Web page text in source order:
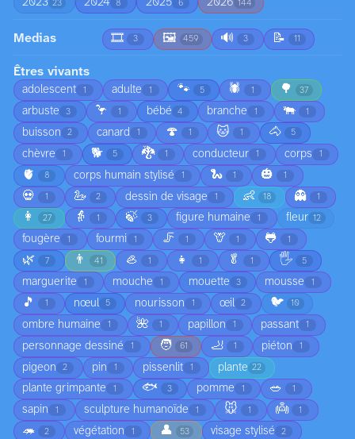
2023 23 2024 8 2025 6 2026 144
Medias 🎞️ 3 🖼️ 459 🔊 3 📝 11
Êtres vivants
adolescent 1 adulte 1 🐾 5 🕷️ 1 🌳 37
arbuste 3 🦩 1 bébé 4 branche 1 🐃 1
buisson 2 canard 1 🍄 1 🐱 1 🐴 5
chèvre 1 🐕 5 🐉 1 conducteur 1 corps 1
🫀 8 corps humain stylisé 1 🐍 1 🎃 1
💀 1 🦢 2 dessin de visage 1 👶 18 👻 1
👩 27 👵 1 🍃 3 figure humaine 1 fleur 12
fougère 1 fourmi 1 🦵 1 🦒 1 🐸 1
🌿 7 👨 41 🦪 1 👧 1 🥬 1 🖐️ 5
marguerite 1 mouche 1 mouette 3 mousse 1
🎵 1 nœul 5 nourisson 1 œil 2 🐦 10
ombre humaine 1 🌺 1 papillon 1 passant 1
personnage dessiné 1 🧑 61 🦶 1 piéton 1
pigeon 2 pin 1 pissenlit 1 plante 22
plante grimpante 1 🐟 3 pomme 1 🥗 1
sapin 1 sculpture humanoïde 1 🐭 1 👼 1
🦔 2 végétation 1 👤 53 visage stylisé 2